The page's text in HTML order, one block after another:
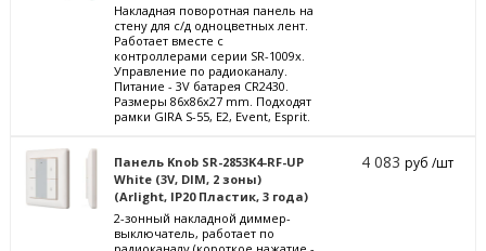
Накладная поворотная панель на
стену для с/д одноцветных лент.
Работает вместе с
контроллерами серии SR-1009x.
Управление по радиоканалу.
Питание - 3V батарея CR2430.
Размеры 86x86x27 mm. Подходят
рамки GIRA S-55, E2, Event, Esprit.
Панель Knob SR-2853K4-RF-UP
White (3V, DIM, 2 зоны)
(Arlight, IP20 Пластик, 3 года)
2-зонный накладной диммер-
выключатель, работает по
4 083руб /шт